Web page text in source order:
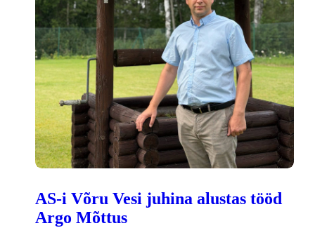
AS-i Võru Vesi juhina alustas tööd
Argo Mõttus